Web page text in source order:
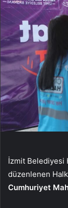
İzmit Belediyesi
düzenlenen Halk
Cumhuriyet